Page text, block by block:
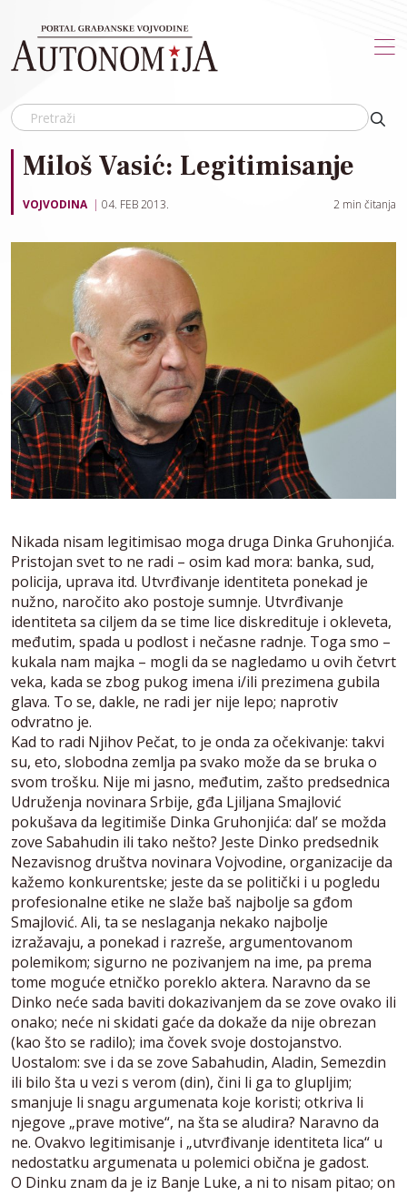
Miloš Vasić: Legitimisanje
VOJVODINA 04. FEB 2013. 2 min čitanja
Nikada nisam legitimisao moga druga Dinka Gruhonjića.
Pristojan svet to ne radi – osim kad mora: banka, sud,
policija, uprava itd. Utvrđivanje identiteta ponekad je
nužno, naročito ako postoje sumnje. Utvrđivanje
identiteta sa ciljem da se time lice diskredituje i okleveta,
međutim, spada u podlost i nečasne radnje. Toga smo –
kukala nam majka – mogli da se nagledamo u ovih četvrt
veka, kada se zbog pukog imena i/ili prezimena gubila
glava. To se, dakle, ne radi jer nije lepo; naprotiv
odvratno je.
Kad to radi Njihov Pečat, to je onda za očekivanje: takvi
su, eto, slobodna zemlja pa svako može da se bruka o
svom trošku. Nije mi jasno, međutim, zašto predsednica
Udruženja novinara Srbije, gđa Ljiljana Smajlović
pokušava da legitimiše Dinka Gruhonjića: dal’ se možda
zove Sabahudin ili tako nešto? Jeste Dinko predsednik
Nezavisnog društva novinara Vojvodine, organizacije da
kažemo konkurentske; jeste da se politički i u pogledu
profesionalne etike ne slaže baš najbolje sa gđom
Smajlović. Ali, ta se neslaganja nekako najbolje
izražavaju, a ponekad i razreše, argumentovanom
polemikom; sigurno ne pozivanjem na ime, pa prema
tome moguće etničko poreklo aktera. Naravno da se
Dinko neće sada baviti dokazivanjem da se zove ovako ili
onako; neće ni skidati gaće da dokaže da nije obrezan
(kao što se radilo); ima čovek svoje dostojanstvo.
Uostalom: sve i da se zove Sabahudin, Aladin, Semezdin
ili bilo šta u vezi s verom (din), čini li ga to glupljim;
smanjuje li snagu argumenata koje koristi; otkriva li
njegove „prave motive“, na šta se aludira? Naravno da
ne. Ovakvo legitimisanje i „utvrđivanje identiteta lica“ u
nedostatku argumenata u polemici obična je gadost.
O Dinku znam da je iz Banje Luke, a ni to nisam pitao; on